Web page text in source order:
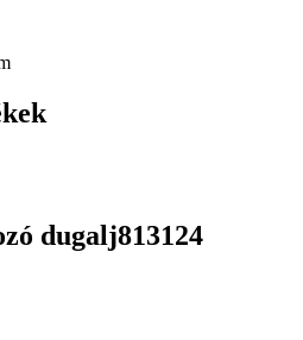
dugalj813124